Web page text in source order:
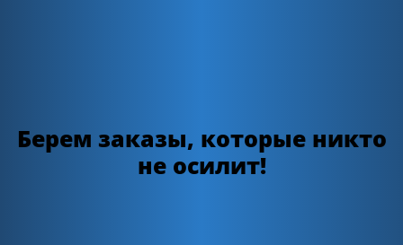
Берем заказы, которые никто
не осилит!